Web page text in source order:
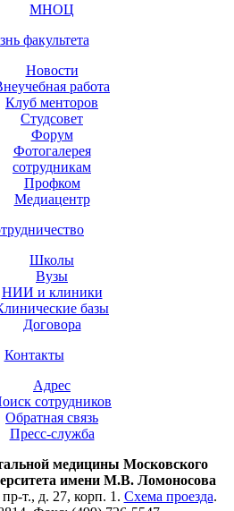
МНОЦ
факультета
Новости
работа
Клуб менторов
Студсовет
Форум
Фотогалерея
сотрудникам
Профком
Медиацентр
Школы
Вузы
НИИ и клиники
базы
Договора
Контакты
Адрес
сотрудников
Обратная связь
Пресс-служба
медицины Московского
имени М.В. Ломоносова
т., д. 27, корп. 1. Схема проезда.